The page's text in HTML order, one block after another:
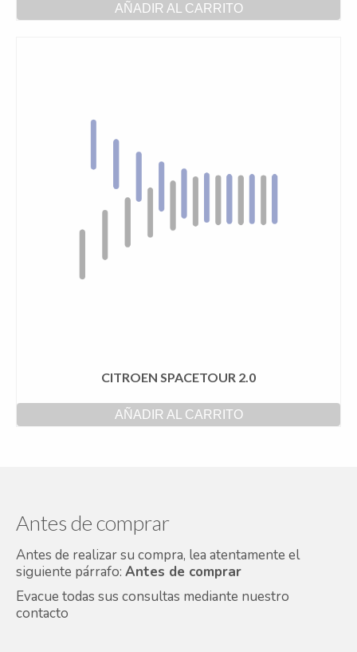
AÑADIR AL CARRITO
CITROEN SPACETOUR 2.0
AÑADIR AL CARRITO
Antes de comprar
Antes de realizar su compra, lea atentamente el
siguiente párrafo: Antes de comprar
Evacue todas sus consultas mediante nuestro
contacto